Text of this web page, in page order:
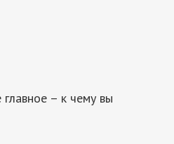
– к чему вы